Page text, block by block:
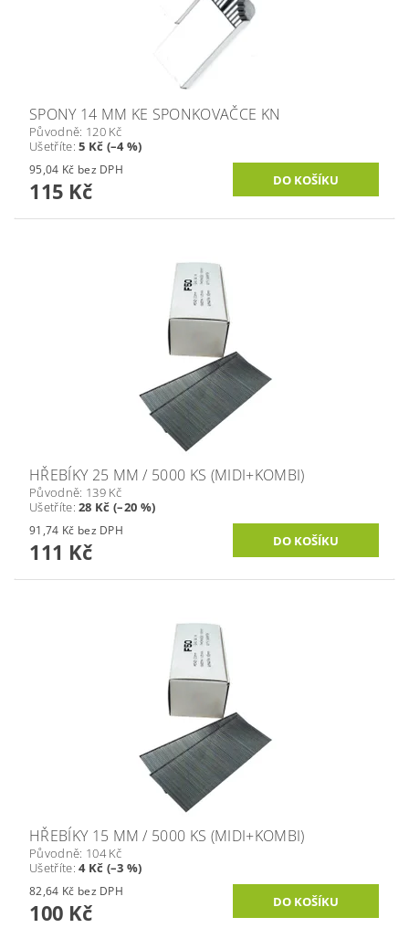
SPONY 14 MM KE SPONKOVAČCE KN
Původně: 120 Kč
Ušetříte:5 Kč (–4 %)
95,04 Kč bez DPH
115 Kč
HŘEBÍKY 25 MM / 5000 KS (MIDI+KOMBI)
Původně: 139 Kč
Ušetříte:28 Kč (–20 %)
91,74 Kč bez DPH
111 Kč
HŘEBÍKY 15 MM / 5000 KS (MIDI+KOMBI)
Původně: 104 Kč
Ušetříte:4 Kč (–3 %)
82,64 Kč bez DPH
100 Kč